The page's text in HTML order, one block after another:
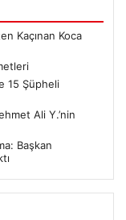
Kaçınan Koca
15 Şüpheli
Ali Y.’nin
Başkan